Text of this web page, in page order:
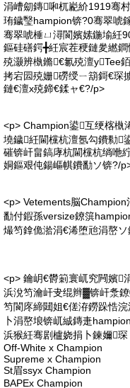
涓嶆劎鏄啝杌嶏紒1919骞
珛鐬瑿hampion锛?0骞翠唬
骞翠唬棰ㄩ潯閬嬪嫊鍦堬紝
鏂硅磰鍔╋紝宸茬稉鏈夎繎
殑灏辨槸鏅€氱殑澶уTee
拷宕囩殑姗磱绶ㄧ箶鎶€琛
鏈€澶х殑鍗€鍒ャ€?/p>
<p> Champion鍙互绠楁槸
墝鐬紝閫欓杭澶氬勾鐨勬
磪锛屽畠鎬庨杭閫欓杭绱咃
姛鏂艰伅鍚嶇帺鐨勫ソ锛?/
<p> Vetements脳
勫付鍜孫versize鐐篊
熶笉鎿佹湁涓€浠堕兘涓嶅
<p> 鑰岄€欎箣寰屼究闁嬪
浜涗笉瀹屽叏绲辫▓锛屽洜
笉閬庝締閮姐€傞洊鐒跺悎
卜涓嶅埌锛屼絾鏄疌
浜猴紝骞剧櫨娆捐卜鍊嬭
Off-White x Champion
Supreme x Champion
St眉ssyx Champion
BAPEx Champion